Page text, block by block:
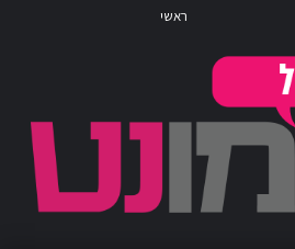
ראשי